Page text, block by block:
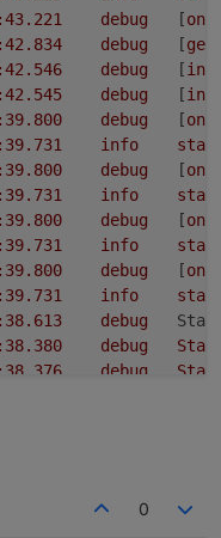
debug
	[
debug
	[
debug
	[
debug
	[
debug
	[
info
debug
	[
info
debug
	[
info
debug
	[
info
debug
debug
debug
debug
0